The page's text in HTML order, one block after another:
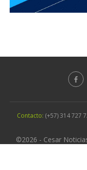
Contacto: (+57) 314 727
©2026 - Cesar